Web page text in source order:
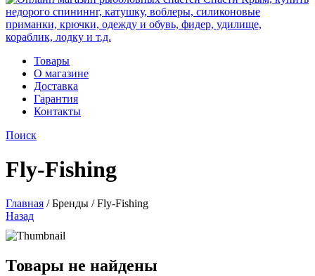
Товары
О магазине
Доставка
Гарантия
Контакты
Поиск
Fly-Fishing
Главная /Бренды /Fly-Fishing
Назад
Товары не найдены